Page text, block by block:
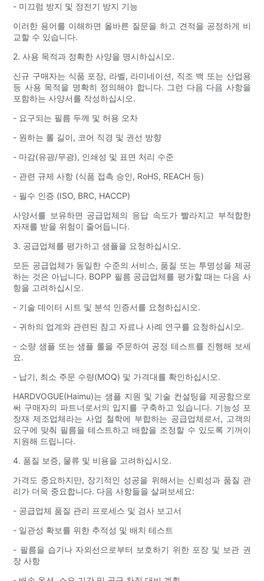
- 미끄럼 방지 및 정전기 방지 기능
이러한 용어를 이해하면 올바른 질문을 하고 견적을 공정하게 비
교할 수 있습니다.
2. 사용 목적과 정확한 사양을 명시하십시오.
신규 구매자는 식품 포장, 라벨, 라미네이션, 직조 백 또는 산업용
등 사용 목적을 명확히 정의해야 합니다. 그런 다음 다음 사항을
포함하는 사양서를 작성하십시오.
- 요구되는 필름 두께 및 허용 오차
- 원하는 롤 길이, 코어 직경 및 권선 방향
- 마감(유광/무광), 인쇄성 및 표면 처리 수준
- 관련 규제 사항 (식품 접촉 승인, RoHS, REACH 등)
- 필수 인증 (ISO, BRC, HACCP)
사양서를 보유하면 공급업체의 응답 속도가 빨라지고 부적합한
자재를 받을 위험이 줄어듭니다.
3. 공급업체를 평가하고 샘플을 요청하십시오.
모든 공급업체가 동일한 수준의 서비스, 품질 또는 투명성을 제공
하는 것은 아닙니다. BOPP 필름 공급업체를 평가할 때는 다음 사
항을 고려하십시오.
- 기술 데이터 시트 및 분석 인증서를 요청하십시오.
- 귀하의 업계와 관련된 참고 자료나 사례 연구를 요청하십시오.
- 소량 샘플 또는 샘플 롤을 주문하여 공정 테스트를 진행해 보세
요.
- 납기, 최소 주문 수량(MOQ) 및 가격대를 확인하십시오.
HARDVOGUE(Haimu)는 샘플 지원 및 기술 컨설팅을 제공함으로
써 구매자의 파트너로서의 입지를 구축하고 있습니다. 기능성 포
장재 제조업체라는 사업 철학에 부합하는 공급업체로서, 고객의
요구에 맞춰 필름을 테스트하고 배합을 조정할 수 있도록 기꺼이
지원해 드립니다.
4. 품질 보증, 물류 및 비용을 고려하십시오.
가격도 중요하지만, 장기적인 성공을 위해서는 신뢰성과 품질 관
리가 더욱 중요합니다. 다음 사항들을 살펴보세요:
- 공급업체 품질 관리 프로세스 및 검사 보고서
- 일관성 확보를 위한 추적성 및 배치 테스트
- 필름을 습기나 자외선으로부터 보호하기 위한 포장 및 보관 권
장 사항